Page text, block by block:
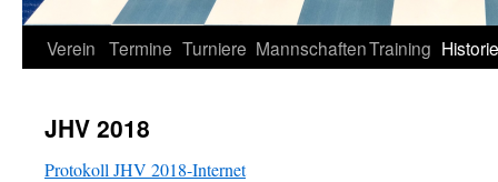
Verein Termine Turniere MannschaftenTraining Historie
JHV 2018
Protokoll JHV 2018-Internet